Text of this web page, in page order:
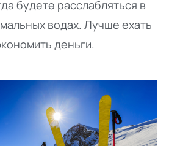
будете расслабляться в
водах. Лучше ехать
деньги.